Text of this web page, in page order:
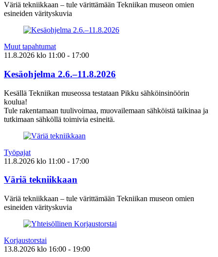
Väriä tekniikkaan – tule värittämään Tekniikan museon omien
esineiden värityskuvia
Muut tapahtumat
11.8.2026 klo 11:00 - 17:00
Kesäohjelma 2.6.–11.8.2026
Kesällä Tekniikan museossa testataan Pikku sähköinsinöörin
koulua!
Tule rakentamaan tuulivoimaa, muovailemaan sähköistä taikinaa ja
tutkimaan sähköllä toimivia esineitä.
Työpajat
11.8.2026 klo 11:00 - 17:00
Väriä tekniikkaan
Väriä tekniikkaan – tule värittämään Tekniikan museon omien
esineiden värityskuvia
Korjaustorstai
13.8.2026 klo 16:00 - 19:00